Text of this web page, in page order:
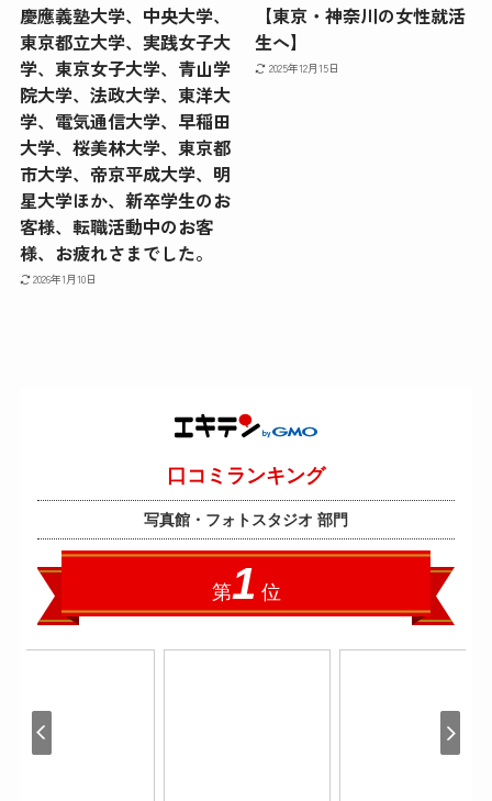
慶應義塾大学、中央大学、
東京都立大学、実践女子大
学、東京女子大学、青山学
院大学、法政大学、東洋大
学、電気通信大学、早稲田
大学、桜美林大学、東京都
市大学、帝京平成大学、明
星大学ほか、新卒学生のお
客様、転職活動中のお客
様、お疲れさまでした。
2026年1月10日
【東京・神奈川の女性就活
生へ】
2025年12月15日